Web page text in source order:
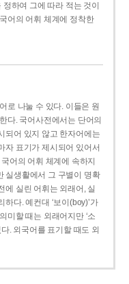
하여 그에 따라 적는 것이
어의 어휘 체계에 정착한
로 나눌 수 있다. 이들은 원
다. 국어사전에서는 단어의
되어 있지 않고 한자어에는
자 표기가 제시되어 있어서
어의 어휘 체계에 속하지
실생활에서 그 구별이 명확
에 실린 어휘는 외래어, 실
다. 예컨대 ‘보이(boy)’가
미할 때는 외래어지만 ‘소
. 외국어를 표기할 때도 외